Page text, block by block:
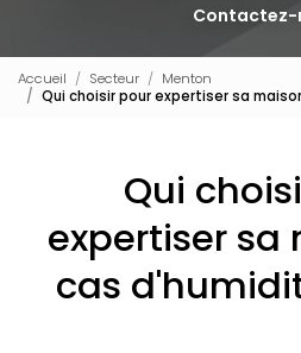
Contactez-
Accueil Secteur
Menton
Qui choisir pour expertiser sa
Qui
expertiser sa
cas